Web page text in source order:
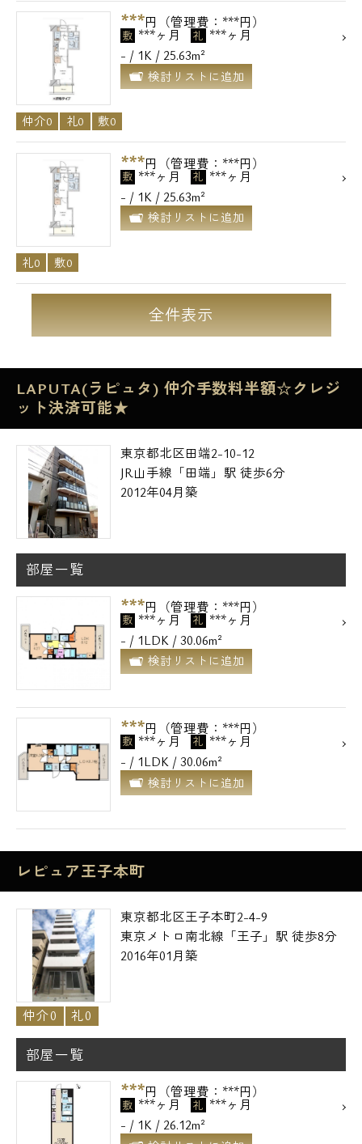
***円（管理費：***円）
敷 ***ヶ月 礼 ***ヶ月
- / 1K / 25.63m²
検討リストに追加
仲介0 礼0 敷0
***円（管理費：***円）
敷 ***ヶ月 礼 ***ヶ月
- / 1K / 25.63m²
検討リストに追加
礼0 敷0
全件表示
LAPUTA(ラピュタ) 仲介手数料半額☆クレジ
ット決済可能★
東京都北区田端2-10-12
JR山手線「田端」駅 徒歩6分
2012年04月築
部屋一覧
***円（管理費：***円）
敷 ***ヶ月 礼 ***ヶ月
- / 1LDK / 30.06m²
検討リストに追加
***円（管理費：***円）
敷 ***ヶ月 礼 ***ヶ月
- / 1LDK / 30.06m²
検討リストに追加
レピュア王子本町
東京都北区王子本町2-4-9
東京メトロ南北線「王子」駅 徒歩8分
2016年01月築
仲介0 礼0
部屋一覧
***円（管理費：***円）
敷 ***ヶ月 礼 ***ヶ月
- / 1K / 26.12m²